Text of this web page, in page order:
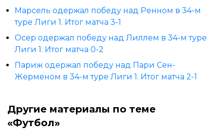
Марсель одержал победу над Ренном в 34-м
туре Лиги 1. Итог матча 3-1
Осер одержал победу над Лиллем в 34-м туре
Лиги 1. Итог матча 0-2
Париж одержал победу над Пари Сен-
Жерменом в 34-м туре Лиги 1. Итог матча 2-1
Другие материалы по теме
«Футбол»